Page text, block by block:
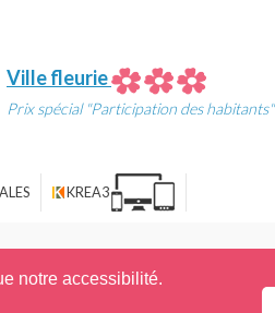
notre accessibilité.
Ville fleurie
Prix spécial "Participation des habitants"
KREA3